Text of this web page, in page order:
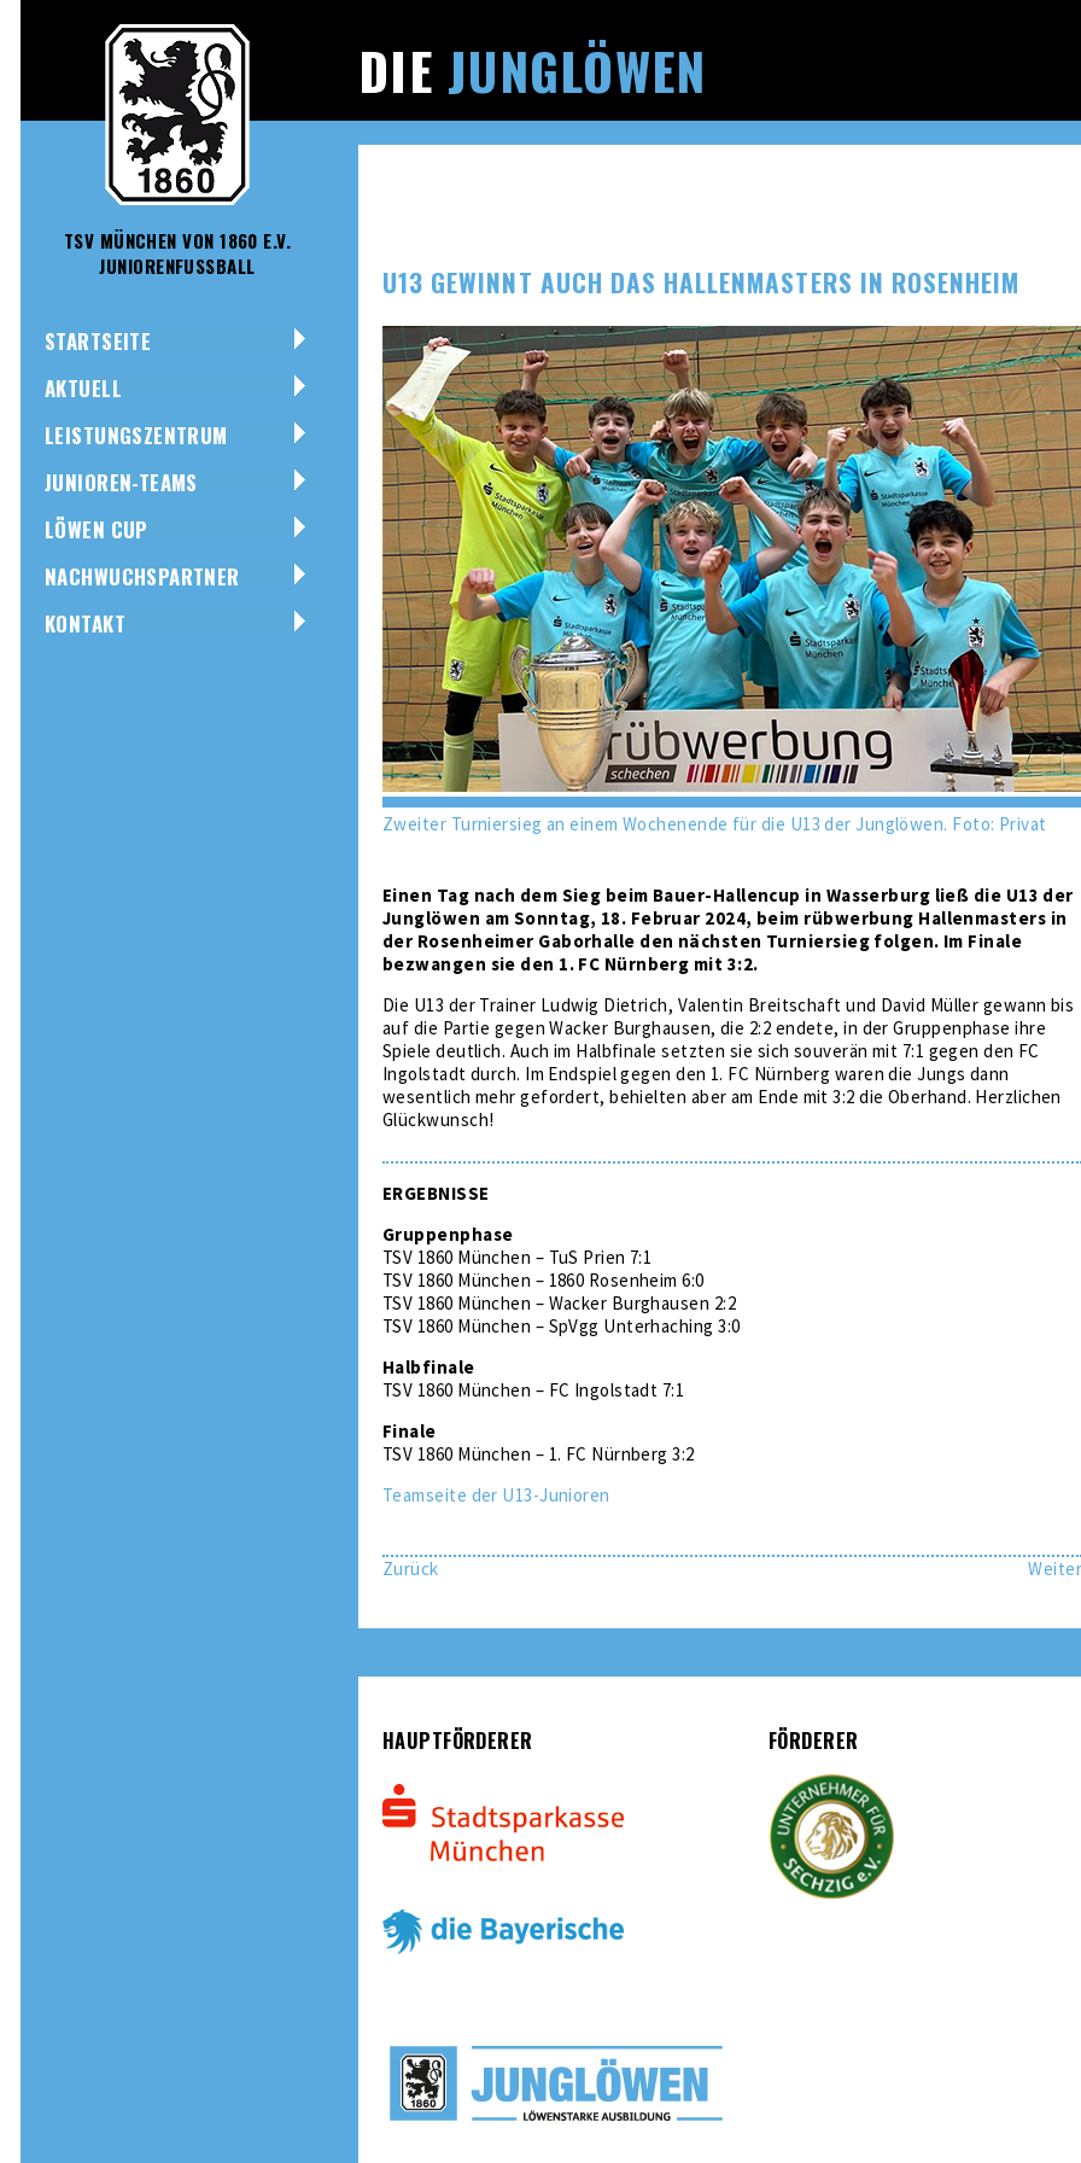
TSV MÜNCHEN VON 1860 E.V.
JUNIORENFUSSBALL
DIE JUNGLÖWEN
STARTSEITE
AKTUELL
LEISTUNGSZENTRUM
JUNIOREN-TEAMS
LÖWEN CUP
NACHWUCHSPARTNER
KONTAKT
U13 GEWINNT AUCH DAS HALLENMASTERS IN ROSENHEIM
Zweiter Turniersieg an einem Wochenende für die U13 der Junglöwen. Foto: Privat
Einen Tag nach dem Sieg beim Bauer-Hallencup in Wasserburg ließ die U13 der
Junglöwen am Sonntag, 18. Februar 2024, beim rübwerbung Hallenmasters in
der Rosenheimer Gaborhalle den nächsten Turniersieg folgen. Im Finale
bezwangen sie den 1. FC Nürnberg mit 3:2.
Die U13 der Trainer Ludwig Dietrich, Valentin Breitschaft und David Müller gewann bis
auf die Partie gegen Wacker Burghausen, die 2:2 endete, in der Gruppenphase ihre
Spiele deutlich. Auch im Halbfinale setzten sie sich souverän mit 7:1 gegen den FC
Ingolstadt durch. Im Endspiel gegen den 1. FC Nürnberg waren die Jungs dann
wesentlich mehr gefordert, behielten aber am Ende mit 3:2 die Oberhand. Herzlichen
Glückwunsch!
ERGEBNISSE
Gruppenphase
TSV 1860 München – TuS Prien 7:1
TSV 1860 München – 1860 Rosenheim 6:0
TSV 1860 München – Wacker Burghausen 2:2
TSV 1860 München – SpVgg Unterhaching 3:0
Halbfinale
TSV 1860 München – FC Ingolstadt 7:1
Finale
TSV 1860 München – 1. FC Nürnberg 3:2
Teamseite der U13-Junioren
Zurück Weiter
HAUPTFÖRDERER FÖRDERER